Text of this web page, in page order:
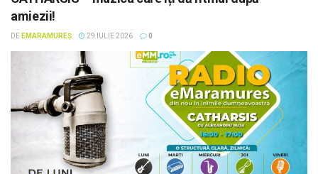
amiezii!
DE EMARAMUREȘ 29 IULIE 2026 0